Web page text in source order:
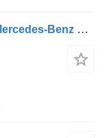
Pompa servosterzo per automobile Mercedes-Benz Clase S (BM 220) Berlina (07.1998->)